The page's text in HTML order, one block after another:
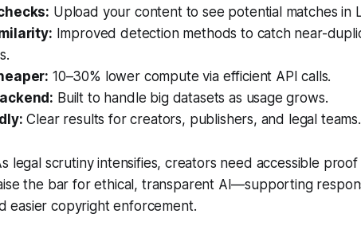
Upload your content to see potential matches in
Improved detection methods to catch near-
10–30% lower compute via efficient API calls.
Built to handle big datasets as usage grows.
Clear results for creators, publishers, and legal teams.
legal scrutiny intensifies, creators need accessible proof
the bar forethical, transparent AI—supporting
easier copyright enforcement.